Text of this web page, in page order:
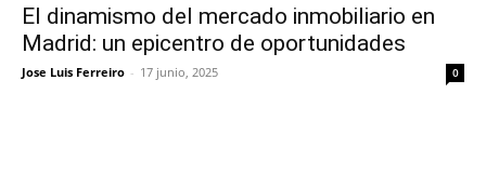
El dinamismo del mercado inmobiliario en
Madrid: un epicentro de oportunidades
Jose Luis Ferreiro - 17 junio, 2025 0